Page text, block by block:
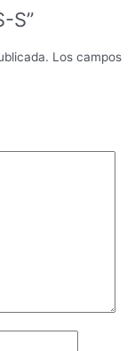
S”
Los campos